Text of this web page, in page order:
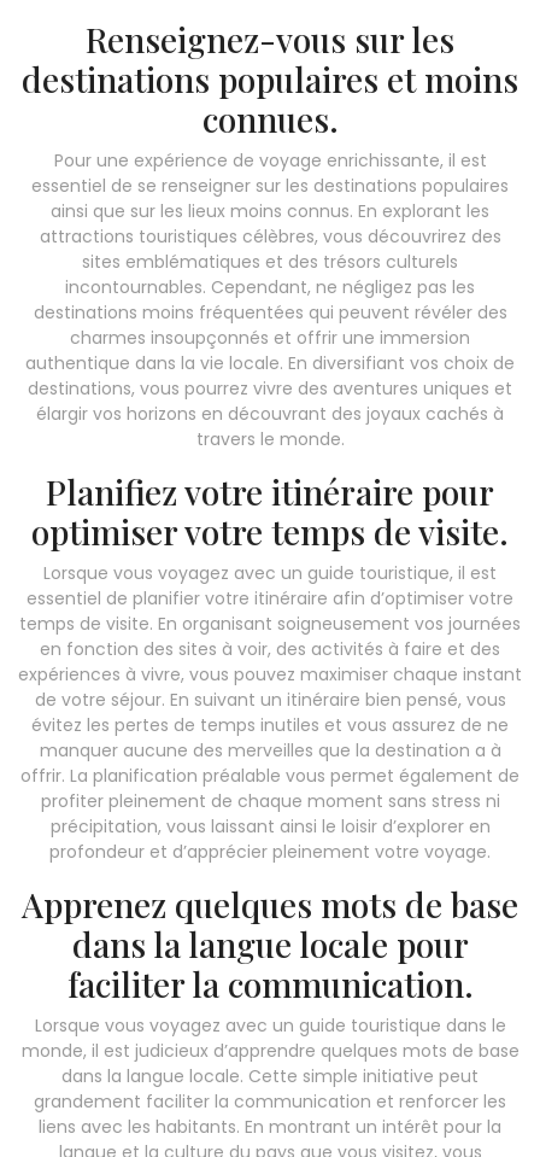
Renseignez-vous sur les
destinations populaires et moins
connues.
Pour une expérience de voyage enrichissante, il est
essentiel de se renseigner sur les destinations populaires
ainsi que sur les lieux moins connus. En explorant les
attractions touristiques célèbres, vous découvrirez des
sites emblématiques et des trésors culturels
incontournables. Cependant, ne négligez pas les
destinations moins fréquentées qui peuvent révéler des
charmes insoupçonnés et offrir une immersion
authentique dans la vie locale. En diversifiant vos choix de
destinations, vous pourrez vivre des aventures uniques et
élargir vos horizons en découvrant des joyaux cachés à
travers le monde.
Planifiez votre itinéraire pour
optimiser votre temps de visite.
Lorsque vous voyagez avec un guide touristique, il est
essentiel de planifier votre itinéraire afin d’optimiser votre
temps de visite. En organisant soigneusement vos journées
en fonction des sites à voir, des activités à faire et des
expériences à vivre, vous pouvez maximiser chaque instant
de votre séjour. En suivant un itinéraire bien pensé, vous
évitez les pertes de temps inutiles et vous assurez de ne
manquer aucune des merveilles que la destination a à
offrir. La planification préalable vous permet également de
profiter pleinement de chaque moment sans stress ni
précipitation, vous laissant ainsi le loisir d’explorer en
profondeur et d’apprécier pleinement votre voyage.
Apprenez quelques mots de base
dans la langue locale pour
faciliter la communication.
Lorsque vous voyagez avec un guide touristique dans le
monde, il est judicieux d’apprendre quelques mots de base
dans la langue locale. Cette simple initiative peut
grandement faciliter la communication et renforcer les
liens avec les habitants. En montrant un intérêt pour la
langue et la culture du pays que vous visitez, vous